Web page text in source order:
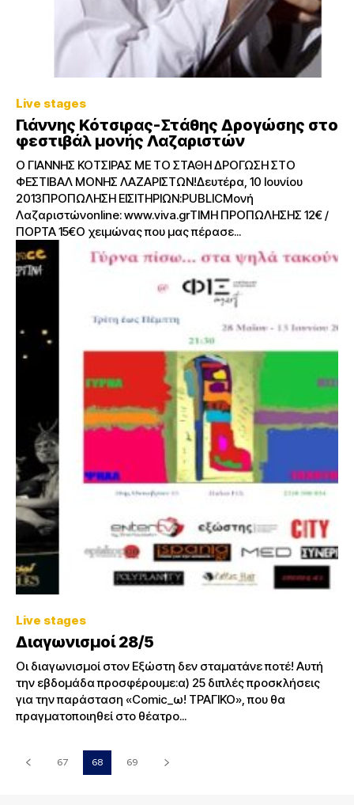
Live stages
Γιάννης Κότσιρας-Στάθης Δρογώσης στο
φεστιβάλ μονής Λαζαριστών
O ΓΙΑΝΝΗΣ ΚΟΤΣΙΡΑΣ ΜΕ ΤΟ ΣΤΑΘΗ ΔΡΟΓΩΣΗ ΣΤΟ
ΦΕΣΤΙΒΑΛ ΜΟΝΗΣ ΛΑΖΑΡΙΣΤΩΝ!Δευτέρα, 10 Ιουνίου
2013ΠΡΟΠΩΛΗΣΗ ΕΙΣΙΤΗΡΙΩΝ:PUBLICΜονή
Λαζαριστώνonline: www.viva.grΤΙΜΗ ΠΡΟΠΩΛΗΣΗΣ 12€ /
ΠΟΡΤΑ 15€Ο χειμώνας που μας πέρασε...
Live stages
Διαγωνισμοί 28/5
Οι διαγωνισμοί στον Εξώστη δεν σταματάνε ποτέ! Αυτή
την εβδομάδα προσφέρουμε:α) 25 διπλές προσκλήσεις
για την παράσταση «Comic_ω! ΤΡΑΓΙΚΟ», που θα
πραγματοποιηθεί στο θέατρο...
67 68 69